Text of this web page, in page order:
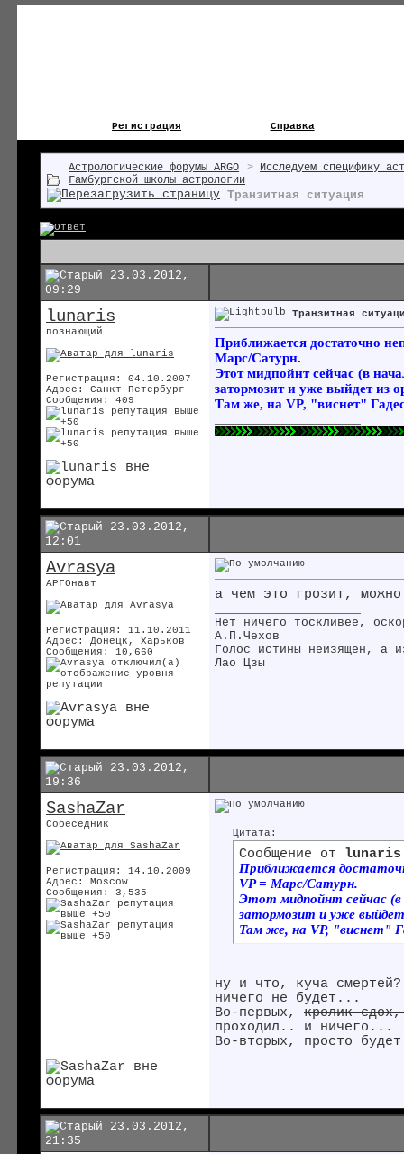
Регистрация Справка
Астрологические форумы ARGO > Исследуем специфику
Гамбургской школы астрологии
Транзитная ситуация
23.03.2012,
09:29
lunaris
познающий
Регистрация: 04.10.2007
Адрес: Санкт-Петербург
Сообщения: 409
Транзитная
Приближается достаточно
Марс/Сатурн.
Этот мидпойнт сейчас (в
затормозит и уже выйдет из
Там же, на VP, "виснет"
23.03.2012,
12:01
Avrasya
АРГОнавт
Регистрация: 11.10.2011
Адрес: Донецк, Харьков
Сообщения: 10,660
а чем это грозит, можно
Нет ничего тоскливее,
А.П.Чехов
Голос истины неизящен, а
Лао Цзы
23.03.2012,
19:36
SashaZar
Собеседник
Регистрация: 14.10.2009
Адрес: Moscow
Сообщения: 3,535
Цитата:
Сообщение от lunaris
Приближается
VP = Марс/Сатурн.
Этот мидпойнт сейчас (в
затормозит и уже выйдет
Там же, на VP, "виснет"
ну и что, куча смертей?
ничего не будет...
Во-первых, кролик
проходил.. и ничего...
Во-вторых, просто
23.03.2012,
21:35